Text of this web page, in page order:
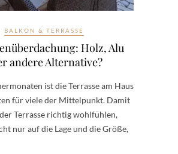
BALKON & TERRASSE
Holz, Alu
andere Alternative?
ist die Terrasse am Haus
für viele der Mittelpunkt. Damit
Terrasse richtig wohlfühlen,
nur auf die Lage und die Größe,